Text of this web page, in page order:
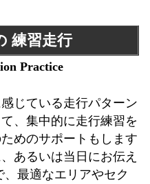
練習走行
Practice
じている走行パターン
、集中的に走行練習を
めのサポートもします
あるいは当日にお伝え
、最適なエリアやセク